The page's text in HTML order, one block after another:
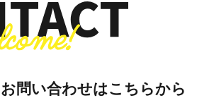
問い合わせはこちらから